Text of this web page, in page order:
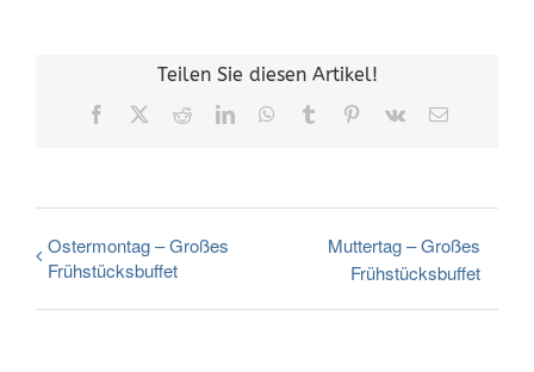
Teilen Sie diesen Artikel!
Facebook RedditLinkedInWhatsApp
Tumblr Pinterest
Vk
E-
Ostermontag – Großes
Frühstücksbuffet
Muttertag – Großes
Frühstücksbuffet